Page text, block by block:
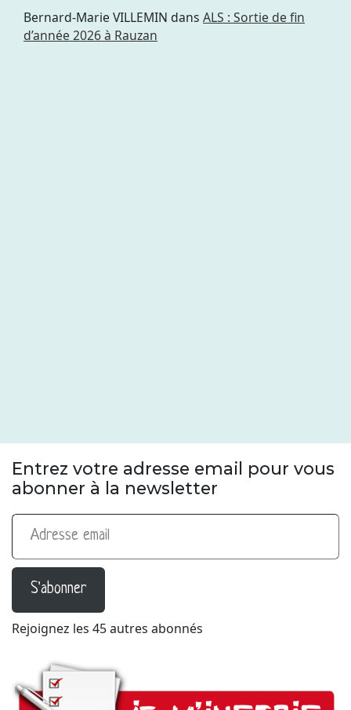
Bernard-Marie VILLEMIN dans ALS : Sortie de fin
d’année 2026 à Rauzan
Entrez votre adresse email pour vous
abonner à la newsletter
Adresse email
S'abonner
Rejoignez les 45 autres abonnés